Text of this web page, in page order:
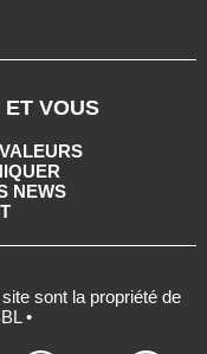
VOUS
NEWS
sont la propriété de
•